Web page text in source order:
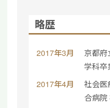
略歴
2017年3月
京都府
学科卒
2017年4月
社会医
合病